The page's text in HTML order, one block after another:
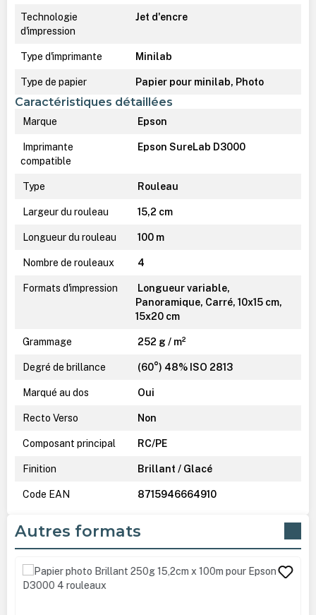
Technologie
d'impression
Jet d'encre
Type d'imprimante Minilab
Type de papier Papier pour minilab, Photo
Caractéristiques détaillées
Marque Epson
Imprimante
compatible
Epson SureLab D3000
Type Rouleau
Largeur du rouleau 15,2 cm
Longueur du rouleau 100 m
Nombre de rouleaux 4
Formats d'impression
Longueur variable,
Panoramique, Carré, 10x15 cm,
15x20 cm
Grammage 252 g / m²
Degré de brillance (60°) 48% ISO 2813
Marqué au dos Oui
Recto Verso Non
Composant principal RC/PE
Finition Brillant / Glacé
Code EAN 8715946664910
Autres formats
Ignorer la galerie de produits